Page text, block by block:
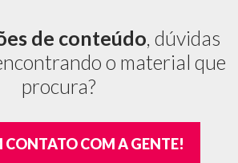
de conteúdo, dúvidas
o material que
procura?
CONTATO COM A GENTE!